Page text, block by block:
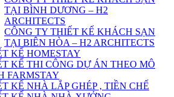
TẠI BÌNH DƯƠNG – H2
ARCHITECTS
CÔNG TY THIẾT KẾ KHÁCH SẠN
TẠI BIÊN HÒA – H2 ARCHITECTS
KẾ HOMESTAY
KẾ THI CÔNG DỰ ÁN THEO MÔ
FARMSTAY
KẾ NHÀ LẮP GHÉP , TIỀN CHẾ